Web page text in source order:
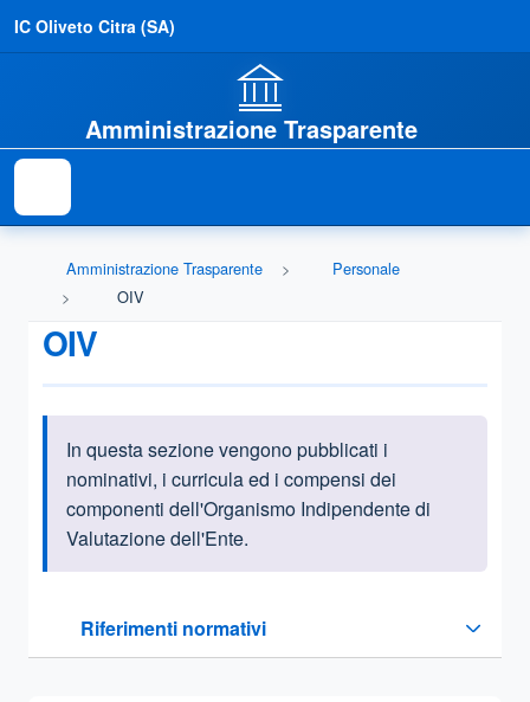
IC Oliveto Citra (SA)
Amministrazione Trasparente
Amministrazione Trasparente
Personale
OIV
OIV
Informazioni introduttive
In questa sezione vengono pubblicati i
nominativi, i curricula ed i compensi dei
componenti dell'Organismo Indipendente di
Valutazione dell'Ente.
Riferimenti normativi
Sezione compressa